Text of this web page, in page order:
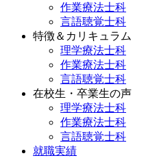
作業療法士科
言語聴覚士科
特徴＆カリキュラム
理学療法士科
作業療法士科
言語聴覚士科
在校生・卒業生の声
理学療法士科
作業療法士科
言語聴覚士科
就職実績